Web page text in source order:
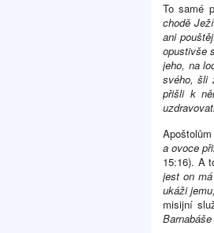
To samé
chodě
ani
opustivše
jeho, na
svého, šli
přišli k
a ovoce
15:16). A
jest on
ukáži
misijní